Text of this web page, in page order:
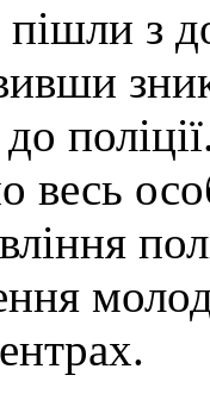
пішли з
весь